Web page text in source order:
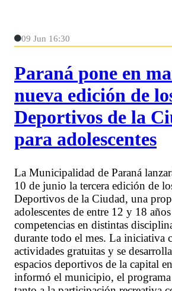
09 Jun 16:30
Paraná pone en
nueva edición de
Deportivos de la
para adolescentes
La Municipalidad de Paraná
10 de junio la tercera edición de
Deportivos de la Ciudad, una
adolescentes de entre 12 y 18
competencias en distintas
durante todo el mes. La iniciativa
actividades gratuitas y se
espacios deportivos de la capital
informó el municipio, el programa